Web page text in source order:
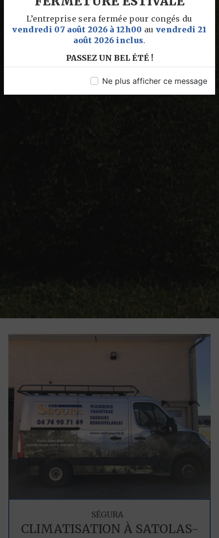
L’entreprise sera fermée pour congés du
vendredi 07 août 2026 à 12h00 auvendredi 21
août 2026 inclus.
PASSEZ UN BEL ÉTÉ !
Ne plus afficher ce message
SÉGURA
CLIMATISATION À SATOLAS-